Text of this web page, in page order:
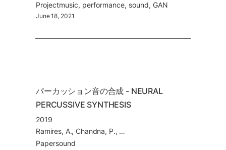
Projectmusic performance sound GAN
June 18, 2021
パーカッション音の合成 - NEURAL
PERCUSSIVE SYNTHESIS
2019
Ramires, A., Chandna, P., Favory, X., Gómez, E., & Serra, X. (2019). Neural Percussive Synthesis Parameterised by High-Level Timbral Features. ICASSP, IEEE International Conference on Acoustics, Speech and Signal Processing - Proceedings, 2020-May, 786–790. Retrieved from
Papersound